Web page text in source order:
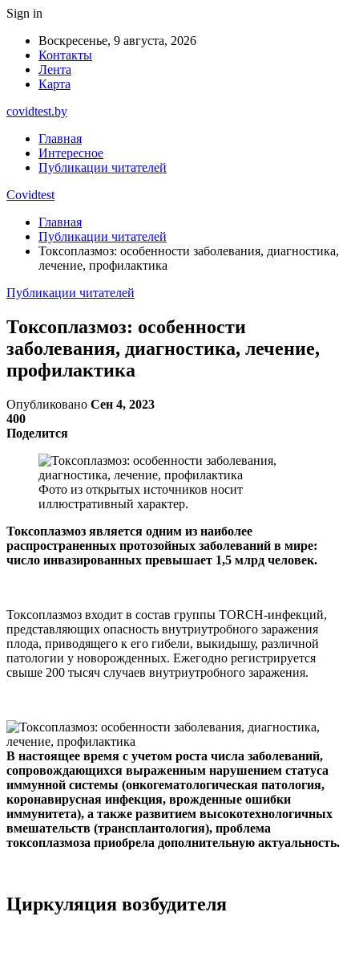
Sign in
Воскресенье, 9 августа, 2026
Контакты
Лента
Карта
covidtest.by
Главная
Интересное
Публикации читателей
Covidtest
Главная
Публикации читателей
Токсоплазмоз: особенности заболевания, диагностика,
лечение, профилактика
Публикации читателей
Токсоплазмоз: особенности
заболевания, диагностика, лечение,
профилактика
Опубликовано Сен 4, 2023
400
Поделится
Фото из открытых источников носит
иллюстративный характер.
Токсоплазмоз является одним из наиболее
распространенных протозойных заболеваний в мире:
число инвазированных превышает 1,5 млрд человек.
Токсоплазмоз входит в состав группы TORCH-инфекций,
представляющих опасность внутриутробного заражения
плода, приводящего к его гибели, выкидышу, различной
патологии у новорожденных. Ежегодно регистрируется
свыше 200 тысяч случаев внутриутробного заражения.
В настоящее время с учетом роста числа заболеваний,
сопровождающихся выраженным нарушением статуса
иммунной системы (онкогематологическая патология,
коронавирусная инфекция, врожденные ошибки
иммунитета), а также развитием высокотехнологичных
вмешательств (трансплантология), проблема
токсоплазмоза приобрела дополнительную актуальность.
Циркуляция возбудителя